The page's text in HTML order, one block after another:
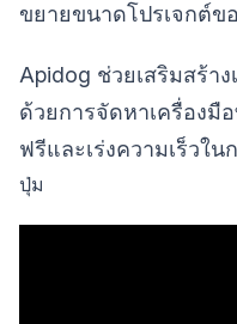
ขยายขนาดโปรเจกต์ข
Apidog ช่วยเสริมสร้า
ด้วยการจัดหาเครื่องมื
ฟรีและเร่งความเร็วใ
ปุ่ม